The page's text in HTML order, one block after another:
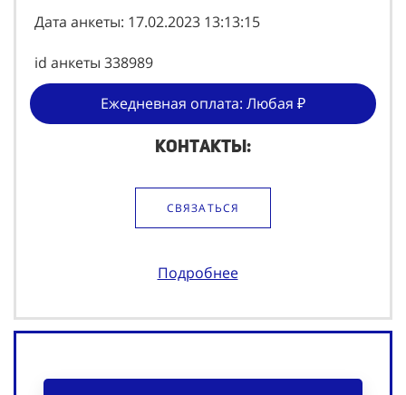
Дата анкеты: 17.02.2023 13:13:15
id анкеты 338989
Ежедневная оплата: Любая ₽
Контакты:
СВЯЗАТЬСЯ
Подробнее